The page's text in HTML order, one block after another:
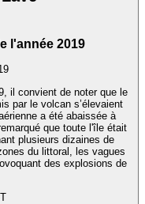
l'année 2019
il convient de noter que le
par le volcan s’élevaient
a été abaissée à
que toute l'île était
plusieurs dizaines de
du littoral, les vagues
des explosions de